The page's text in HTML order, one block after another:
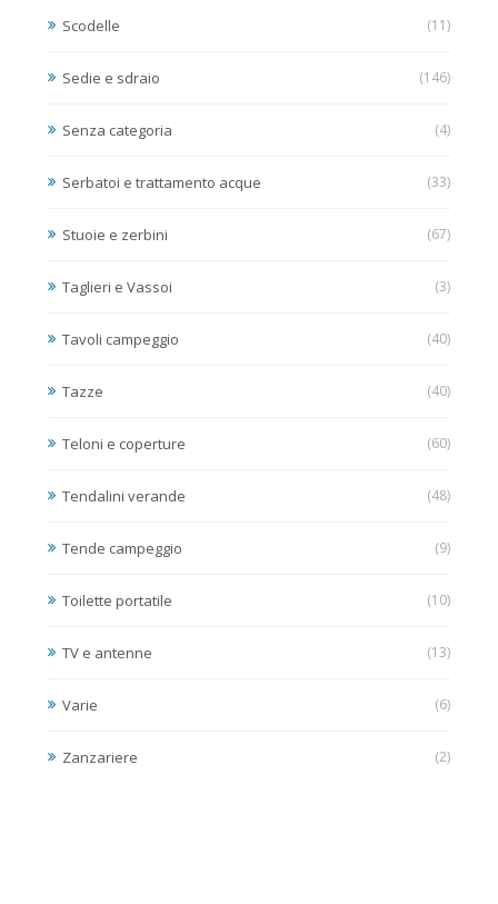
Scodelle (11)
Sedie e sdraio (146)
Senza categoria (4)
Serbatoi e trattamento acque (33)
Stuoie e zerbini (67)
Taglieri e Vassoi (3)
Tavoli campeggio (40)
Tazze (40)
Teloni e coperture (60)
Tendalini verande (48)
Tende campeggio (9)
Toilette portatile (10)
TV e antenne (13)
Varie (6)
Zanzariere (2)